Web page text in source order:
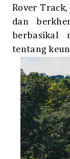
Rover
dan
berbasikal
tentang